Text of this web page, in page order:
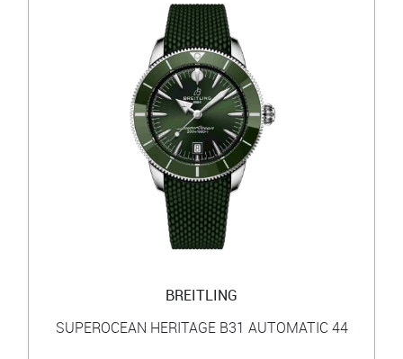
BREITLING
SUPEROCEAN HERITAGE B31 AUTOMATIC 44